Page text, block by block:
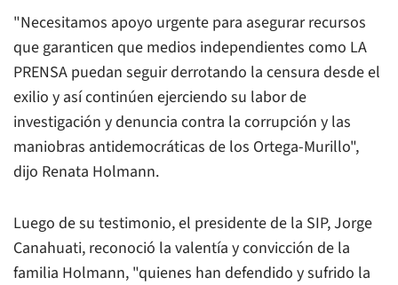
"Necesitamos apoyo urgente para asegurar recursos
que garanticen que medios independientes como LA
PRENSA puedan seguir derrotando la censura desde el
exilio y así continúen ejerciendo su labor de
investigación y denuncia contra la corrupción y las
maniobras antidemocráticas de los Ortega-Murillo",
dijo Renata Holmann.
Luego de su testimonio, el presidente de la SIP, Jorge
Canahuati, reconoció la valentía y convicción de la
familia Holmann, "quienes han defendido y sufrido la